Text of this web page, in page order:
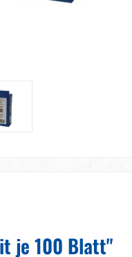
je 100 Blatt"